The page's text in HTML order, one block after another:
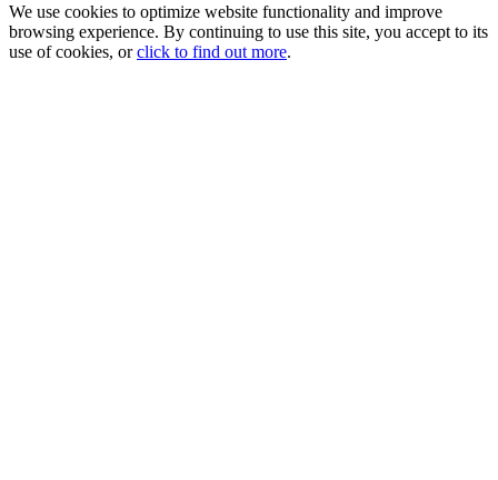
We use cookies to optimize website functionality and improve
browsing experience. By continuing to use this site, you accept to its
use of cookies, orclick to find out more.